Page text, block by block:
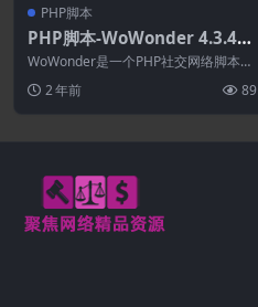
PHP脚本
PHP脚本-WoWonder 4.3.4–
终极PHP社交网络平台
WoWonder是一个PHP社交网络脚本，
2 年前 89